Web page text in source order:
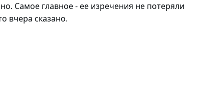
Самое главное - ее изречения не потеряли
вчера сказано.